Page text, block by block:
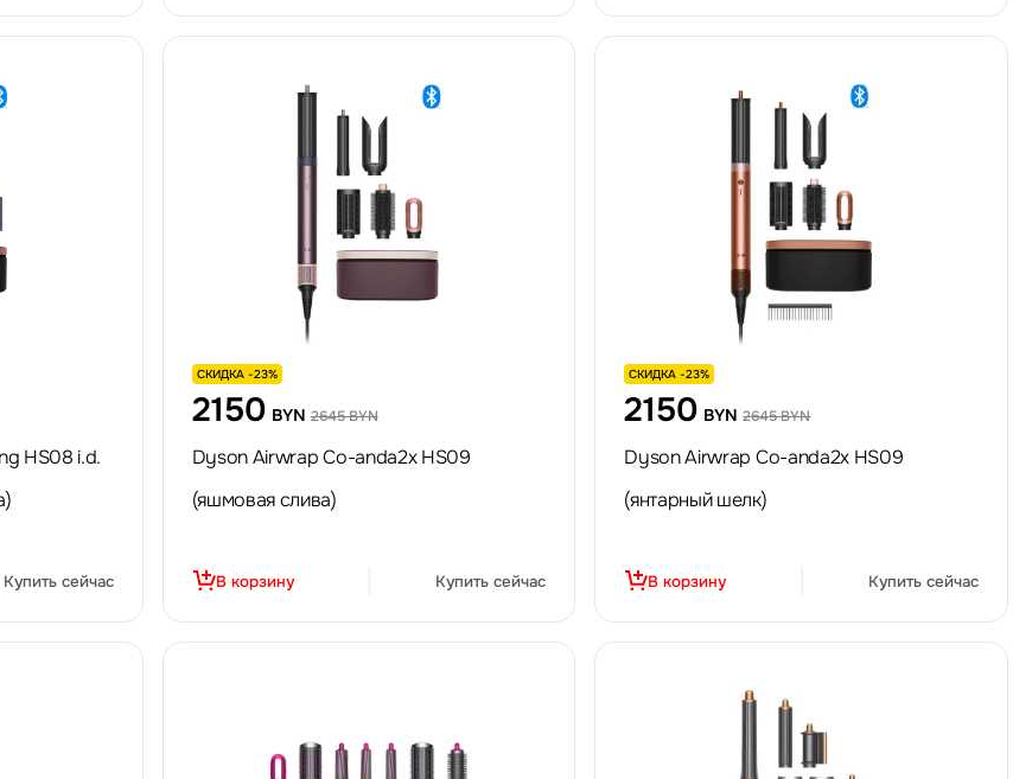
HS08 i.d.
Купить сейчас
СКИДКА -23%
2150 BYN 2645 BYN
Dyson Airwrap Co-anda2x HS09
(яшмовая слива)
В корзину Купить сейчас
СКИДКА -23%
2150 BYN 2645 BYN
Dyson Airwrap Co-anda2x HS09
(янтарный шелк)
В корзину Купить сейчас